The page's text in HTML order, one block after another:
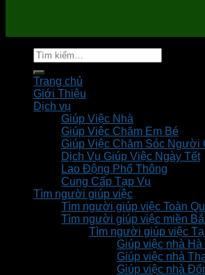
Tìm
kiếm:
Trang chủ
Giới Thiệu
Dịch vụ
Giúp Việc Nhà
Giúp Việc Chăm Em Bé
Giúp Việc Chăm Sóc Người
Dịch Vụ Giúp Việc Ngày Tết
Lao Động Phổ Thông
Cung Cấp Tạp Vụ
Tìm người giúp việc
Tìm người giúp việc Toàn
Tìm người giúp việc miền
Tìm người giúp việc
Giúp việc nhà
Giúp việc nhà
Giúp việc nhà